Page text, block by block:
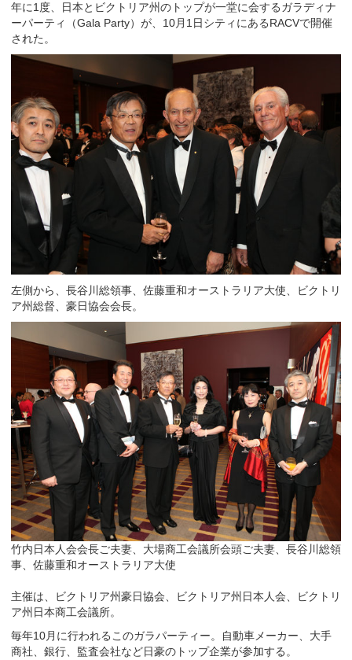
年に1度、日本とビクトリア州のトップが一堂に会するガラディナ
ーパーティ（Gala Party）が、10月1日シティにあるRACVで開催
された。
左側から、長谷川総領事、佐藤重和オーストラリア大使、ビクトリ
ア州総督、豪日協会会長。
竹内日本人会会長ご夫妻、大場商工会議所会頭ご夫妻、長谷川総領
事、佐藤重和オーストラリア大使
主催は、ビクトリア州豪日協会、ビクトリア州日本人会、ビクトリ
ア州日本商工会議所。
毎年10月に行われるこのガラパーティー。自動車メーカー、大手
商社、銀行、監査会社など日豪のトップ企業が参加する。